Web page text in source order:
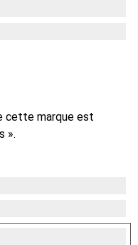
cette marque est
».